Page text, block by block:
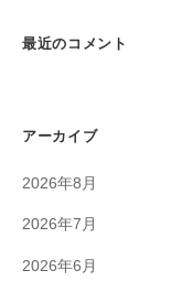
最近のコメント
アーカイブ
2026年8月
2026年7月
2026年6月